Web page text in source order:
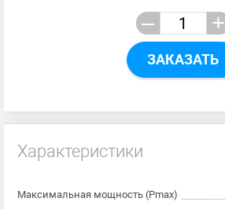
–
+
ЗАКАЗАТЬ
Характеристики
Максимальная мощность (Pmax)